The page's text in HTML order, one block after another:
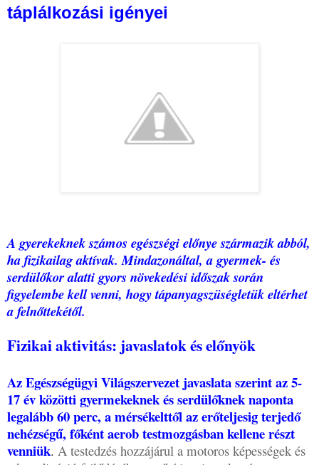
táplálkozási igényei
A gyerekeknek számos egészségi előnye származik abból,
ha fizikailag aktívak. Mindazonáltal, a gyermek- és
serdülőkor alatti gyors növekedési időszak során
figyelembe kell venni, hogy tápanyagszüségletük eltérhet
a felnőttekétől.
Fizikai aktivitás: javaslatok és előnyök
Az Egészségügyi Világszervezet javaslata szerint az 5-
17 év közötti gyermekeknek és serdülőknek naponta
legalább 60 perc, a mérsékelttől az erőteljesig terjedő
nehézségű, főként aerob testmozgásban kellene részt
venniük. A testedzés hozzájárul a motoros képességek és